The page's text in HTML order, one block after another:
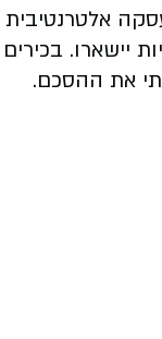
יישארו.
את ההסכם.